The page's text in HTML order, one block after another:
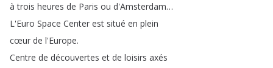
à trois heures de Paris ou d'Amsterdam…
L'Euro Space Center est situé en plein
cœur de l'Europe.
Centre de découvertes et de loisirs axés